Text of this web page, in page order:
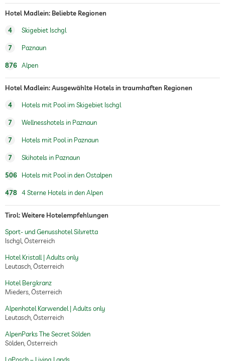
Hotel Madlein: Beliebte Regionen
4 Skigebiet Ischgl
7 Paznaun
876 Alpen
Hotel Madlein: Ausgewählte Hotels in traumhaften Regionen
4 Hotels mit Pool im Skigebiet Ischgl
7 Wellnesshotels in Paznaun
7 Hotels mit Pool in Paznaun
7 Skihotels in Paznaun
506 Hotels mit Pool in den Ostalpen
478 4 Sterne Hotels in den Alpen
Tirol: Weitere Hotelempfehlungen
Sport- und Genusshotel Silvretta
Ischgl, Österreich
Hotel Kristall | Adults only
Leutasch, Österreich
Hotel Bergkranz
Mieders, Österreich
Alpenhotel Karwendel | Adults only
Leutasch, Österreich
AlpenParks The Secret Sölden
Sölden, Österreich
LaPosch – Living Lands